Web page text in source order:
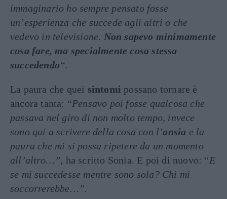
immaginario ho sempre pensato fosse
un’esperienza che succede agli altri o che
vedevo in televisione. Non sapevo minimamente
cosa fare, ma specialmente cosa stessa
succedendo“.
La paura che quei sintomi possano tornare è
ancora tanta: “Pensavo poi fosse qualcosa che
passava nel giro di non molto tempo, invece
sono qui a scrivere della cosa con l’ansia e la
paura che mi si possa ripetere da un momento
all’altro…”, ha scritto Sonia. E poi di nuovo: “E
se mi succedesse mentre sono sola? Chi mi
soccorrerebbe…”.